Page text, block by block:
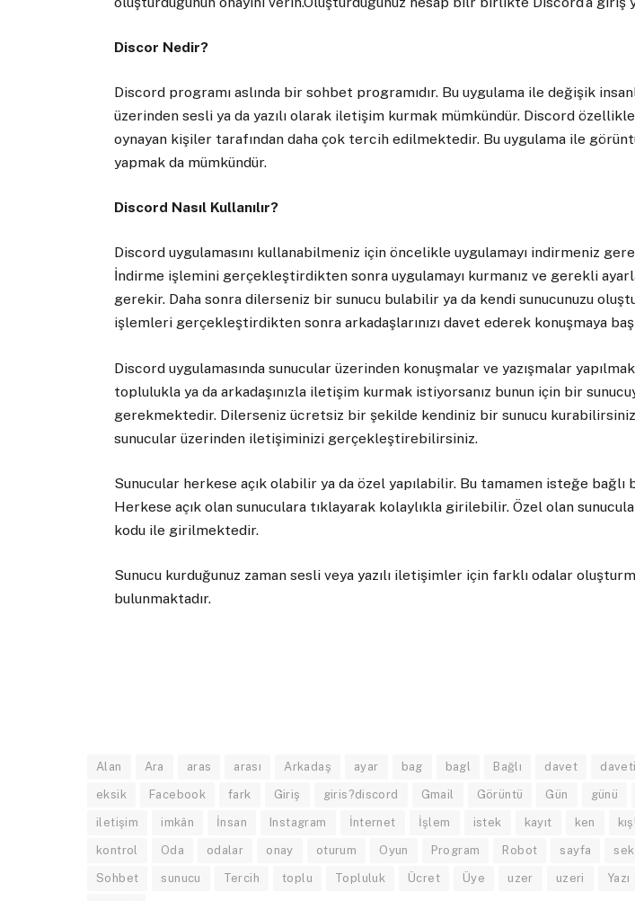
Discor Nedir?
Discord programı aslında bir sohbet programıdır. Bu uygulama ile değişik
üzerinden sesli ya da yazılı olarak iletişim kurmak mümkündür. Discord
oynayan kişiler tarafından daha çok tercih edilmektedir. Bu uygulama ile
yapmak da mümkündür.
Discord Nasıl Kullanılır?
Discord uygulamasını kullanabilmeniz için öncelikle uygulamayı indirmeniz
İndirme işlemini gerçekleştirdikten sonra uygulamayı kurmanız ve gerekli
gerekir. Daha sonra dilerseniz bir sunucu bulabilir ya da kendi sunucunuzu
işlemleri gerçekleştirdikten sonra arkadaşlarınızı davet ederek konuşmaya
Discord uygulamasında sunucular üzerinden konuşmalar ve yazışmalar
toplulukla ya da arkadaşınızla iletişim kurmak istiyorsanız bunun için bir
gerekmektedir. Dilerseniz ücretsiz bir şekilde kendiniz bir sunucu
sunucular üzerinden iletişiminizi gerçekleştirebilirsiniz.
Sunucular herkese açık olabilir ya da özel yapılabilir. Bu tamamen isteğe bağlı
Herkese açık olan sunuculara tıklayarak kolaylıkla girilebilir. Özel olan
kodu ile girilmektedir.
Sunucu kurduğunuz zaman sesli veya yazılı iletişimler için farklı odalar
bulunmaktadır.
Alan Ara aras arası Arkadaş ayar bag bagl Bağlı davet
eksik Facebook fark Giriş giris?discord Gmail Görüntü Gün günü
iletişim imkân İnsan Instagram İnternet İşlem istek kayıt ken kış!
kontrol Oda odalar onay oturum Oyun Program Robot sayfa
Sohbet sunucu Tercih toplu Topluluk Ücret Üye uzer uzeri Yazı